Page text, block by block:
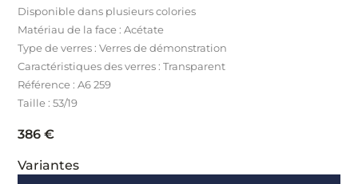
Disponible dans plusieurs colories
Matériau de la face : Acétate
Type de verres : Verres de démonstration
Caractéristiques des verres : Transparent
Référence : A6 259
Taille : 53/19
386€
Variantes